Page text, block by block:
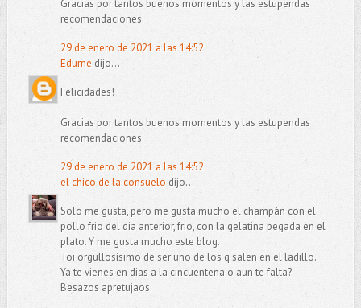
Gracias por tantos buenos momentos y las estupendas
recomendaciones.
29 de enero de 2021 a las 14:52
Edurne dijo...
Felicidades!
Gracias por tantos buenos momentos y las estupendas
recomendaciones.
29 de enero de 2021 a las 14:52
el chico de la consuelo dijo...
Solo me gusta, pero me gusta mucho el champán con el
pollo frio del dia anterior, frio, con la gelatina pegada en el
plato. Y me gusta mucho este blog.
Toi orgullosísimo de ser uno de los q salen en el ladillo.
Ya te vienes en dias a la cincuentena o aun te falta?
Besazos apretujaos.